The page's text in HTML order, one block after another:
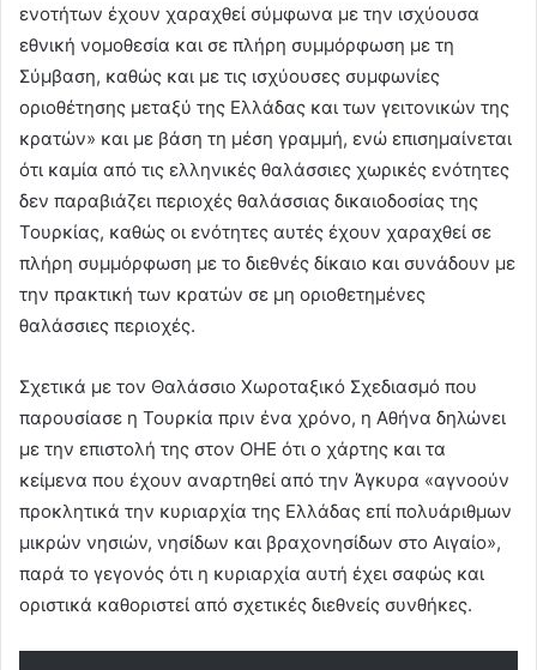
ενοτήτων έχουν χαραχθεί σύμφωνα με την ισχύουσα
εθνική νομοθεσία και σε πλήρη συμμόρφωση με τη
Σύμβαση, καθώς και με τις ισχύουσες συμφωνίες
οριοθέτησης μεταξύ της Ελλάδας και των γειτονικών της
κρατών» και με βάση τη μέση γραμμή, ενώ επισημαίνεται
ότι καμία από τις ελληνικές θαλάσσιες χωρικές ενότητες
δεν παραβιάζει περιοχές θαλάσσιας δικαιοδοσίας της
Τουρκίας, καθώς οι ενότητες αυτές έχουν χαραχθεί σε
πλήρη συμμόρφωση με το διεθνές δίκαιο και συνάδουν με
την πρακτική των κρατών σε μη οριοθετημένες
θαλάσσιες περιοχές.
Σχετικά με τον Θαλάσσιο Χωροταξικό Σχεδιασμό που
παρουσίασε η Τουρκία πριν ένα χρόνο, η Αθήνα δηλώνει
με την επιστολή της στον ΟΗΕ ότι ο χάρτης και τα
κείμενα που έχουν αναρτηθεί από την Άγκυρα «αγνοούν
προκλητικά την κυριαρχία της Ελλάδας επί πολυάριθμων
μικρών νησιών, νησίδων και βραχονησίδων στο Αιγαίο»,
παρά το γεγονός ότι η κυριαρχία αυτή έχει σαφώς και
οριστικά καθοριστεί από σχετικές διεθνείς συνθήκες.